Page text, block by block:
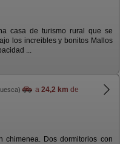
casa de turismo rural que se
los increibles y bonitos Mallos
...
a 24,2 km de
chimenea. Dos dormitorios con